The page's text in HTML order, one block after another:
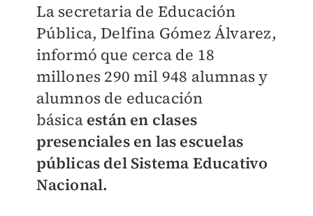
La secretaria de Educación
Pública, Delfina Gómez Álvarez,
informó que cerca de 18
millones 290 mil 948 alumnas y
alumnos de educación
básica están en clases
presenciales en las escuelas
públicas del Sistema Educativo
Nacional.